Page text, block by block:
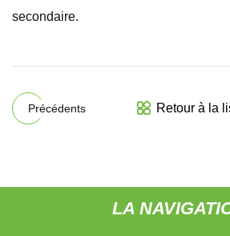
secondaire.
Précédents Retour à la
LA